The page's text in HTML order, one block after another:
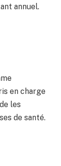
annuel.
en charge
les
de santé.